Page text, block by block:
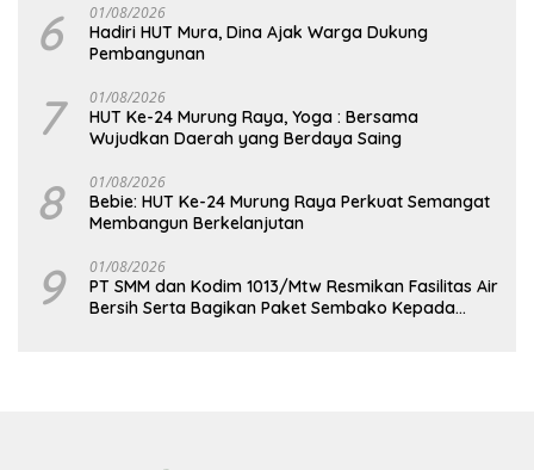
6 01/08/2026
Hadiri HUT Mura, Dina Ajak Warga Dukung
Pembangunan
7 01/08/2026
HUT Ke-24 Murung Raya, Yoga : Bersama
Wujudkan Daerah yang Berdaya Saing
8 01/08/2026
Bebie: HUT Ke-24 Murung Raya Perkuat Semangat
Membangun Berkelanjutan
9 01/08/2026
PT SMM dan Kodim 1013/Mtw Resmikan Fasilitas Air
Bersih Serta Bagikan Paket Sembako Kepada